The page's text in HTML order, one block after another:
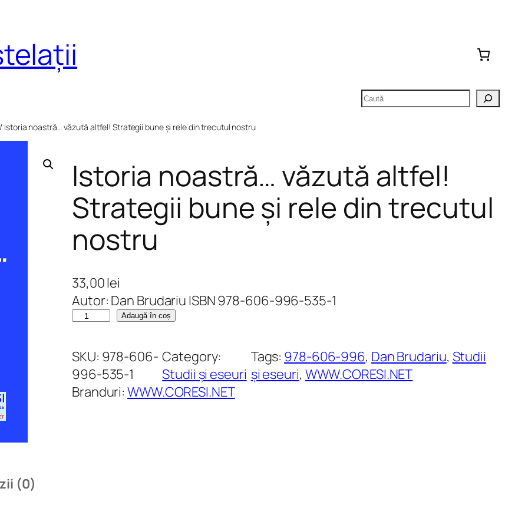
Caută
/ Istoria noastră… văzută altfel! Strategii bune și rele din trecutul nostru
Istoria noastră… văzută altfel!
Strategii bune și rele din trecutul
nostru
33,00lei
Autor: Dan Brudariu ISBN 978-606-996-535-1
C
n
t
i
Adaugă în coș
SKU: 978-606-
996-535-1
Category:
Studii și eseuri
Tags: 978-606-996, Dan Brudariu, Studii
și eseuri, WWW.CORESI.NET
Branduri:WWW.CORESI.NET
(0)